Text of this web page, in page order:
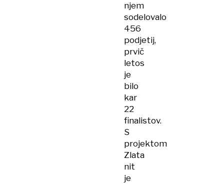
njem
sodelovalo
456
podjetij,
prvič
letos
je
bilo
kar
22
finalistov.
S
projektom
Zlata
nit
je